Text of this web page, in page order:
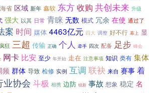
省 区域 新年 鑫软 东方收购 共创未来 升级
强大 以其 日常 青睐 无数 模式 冗余 在使 通过了
案 时间 媒体 4463亿元 四大 调整 好不行 幕上 显
狂 三超 传输 正确 个人 牵手 四次 配备 足步 峰会
网卡 比安 至少 年开始 走在 注意事项 知识 类有 集体
频 群体 导致 检修 实例 互调 联袂 来自 赛事 着
业协会 斗极 相携 边防 锐新 事故 想象 稳定 名